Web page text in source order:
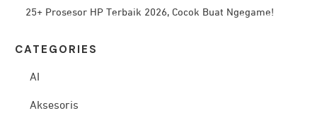
25+ Prosesor HP Terbaik 2026, Cocok Buat Ngegame!
CATEG ORIES
AI
Aksesoris